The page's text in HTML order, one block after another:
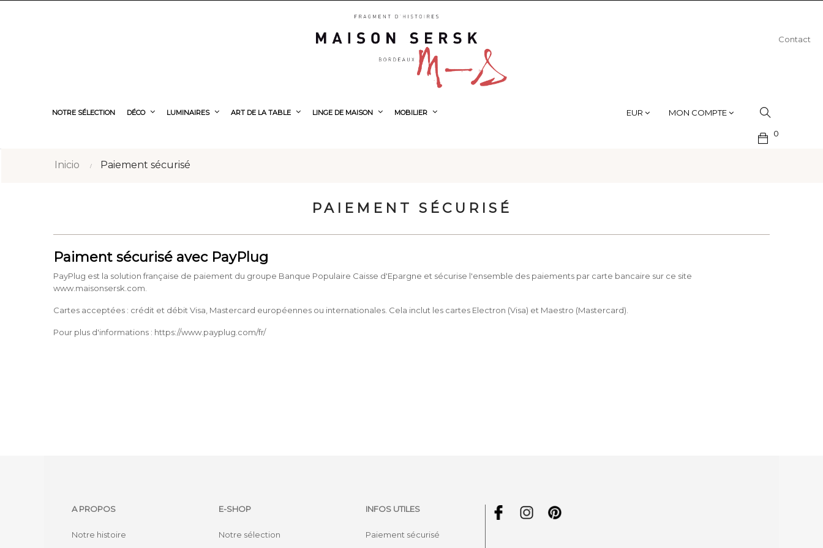
Contact
NOTRE SÉLECTION DÉCO LUMINAIRES ART DE LA TABLE LINGE DE MAISON MOBILIER EUR MON COMPTE
0
Inicio Paiement sécurisé
PAIEMENT SÉCURISÉ
Paiment sécurisé avec PayPlug
PayPlug est la solution française de paiement du groupe Banque Populaire Caisse d'Epargne et sécurise l'ensemble des paiements par carte bancaire sur ce site
www.maisonsersk.com.
Cartes acceptées : crédit et débit Visa, Mastercard européennes ou internationales. Cela inclut les cartes Electron (Visa) et Maestro (Mastercard).
Pour plus d'informations : https://www.payplug.com/fr/
A PROPOS
Notre histoire
E-SHOP
Notre sélection
INFOS UTILES
Paiement sécurisé